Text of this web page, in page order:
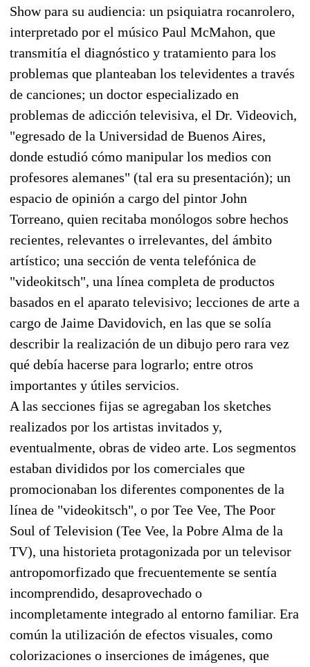
Show para su audiencia: un psiquiatra rocanrolero,
interpretado por el músico Paul McMahon, que
transmitía el diagnóstico y tratamiento para los
problemas que planteaban los televidentes a través
de canciones; un doctor especializado en
problemas de adicción televisiva, el Dr. Videovich,
"egresado de la Universidad de Buenos Aires,
donde estudió cómo manipular los medios con
profesores alemanes" (tal era su presentación); un
espacio de opinión a cargo del pintor John
Torreano, quien recitaba monólogos sobre hechos
recientes, relevantes o irrelevantes, del ámbito
artístico; una sección de venta telefónica de
"videokitsch", una línea completa de productos
basados en el aparato televisivo; lecciones de arte a
cargo de Jaime Davidovich, en las que se solía
describir la realización de un dibujo pero rara vez
qué debía hacerse para lograrlo; entre otros
importantes y útiles servicios.
A las secciones fijas se agregaban los sketches
realizados por los artistas invitados y,
eventualmente, obras de video arte. Los segmentos
estaban divididos por los comerciales que
promocionaban los diferentes componentes de la
línea de "videokitsch", o por Tee Vee, The Poor
Soul of Television (Tee Vee, la Pobre Alma de la
TV), una historieta protagonizada por un televisor
antropomorfizado que frecuentemente se sentía
incomprendido, desaprovechado o
incompletamente integrado al entorno familiar. Era
común la utilización de efectos visuales, como
colorizaciones o inserciones de imágenes, que